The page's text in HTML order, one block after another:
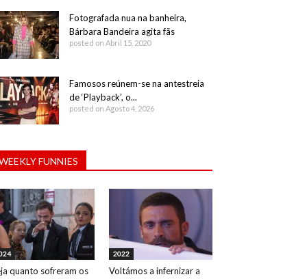
Fotografada nua na banheira,
Bárbara Bandeira agita fãs
posted on Abril 15, 2020
Famosos reúnem-se na antestreia
de ‘Playback’, o...
posted on Agosto 4, 2026
FUNNIES
quanto sofreram os
2022
Voltámos a infernizar a